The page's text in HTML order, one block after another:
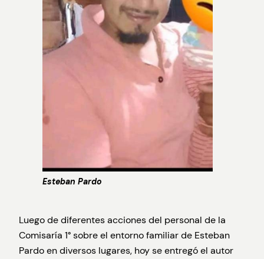
Esteban Pardo
Luego de diferentes acciones del personal de la
Comisaría 1° sobre el entorno familiar de Esteban
Pardo en diversos lugares, hoy se entregó el autor